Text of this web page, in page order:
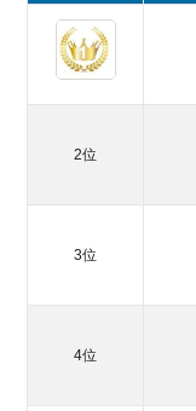
2.6.
UQ
WiMAX
際に比
ことは
キャ
2位
3位
4位